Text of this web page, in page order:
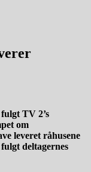
TV 2’s
om
leveret råhusene
deltagernes